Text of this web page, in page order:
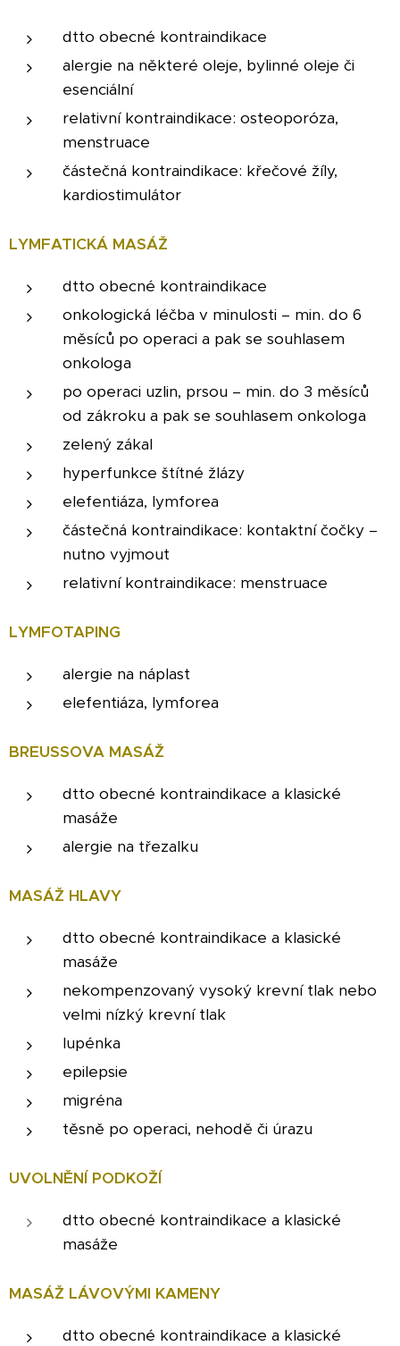
dtto obecné kontraindikace
alergie na některé oleje, bylinné oleje či
esenciální
relativní kontraindikace: osteoporóza,
menstruace
částečná kontraindikace: křečové žíly,
kardiostimulátor
LYMFATICKÁ MASÁŽ
dtto obecné kontraindikace
onkologická léčba v minulosti – min. do 6
měsíců po operaci a pak se souhlasem
onkologa
po operaci uzlin, prsou – min. do 3 měsíců
od zákroku a pak se souhlasem onkologa
zelený zákal
hyperfunkce štítné žlázy
elefentiáza, lymforea
částečná kontraindikace: kontaktní čočky –
nutno vyjmout
relativní kontraindikace: menstruace
LYMFOTAPING
alergie na náplast
elefentiáza, lymforea
BREUSSOVA MASÁŽ
dtto obecné kontraindikace a klasické
masáže
alergie na třezalku
MASÁŽ HLAVY
dtto obecné kontraindikace a klasické
masáže
nekompenzovaný vysoký krevní tlak nebo
velmi nízký krevní tlak
lupénka
epilepsie
migréna
těsně po operaci, nehodě či úrazu
UVOLNĚNÍ PODKOŽÍ
dtto obecné kontraindikace a klasické
masáže
MASÁŽ LÁVOVÝMI KAMENY
dtto obecné kontraindikace a klasické